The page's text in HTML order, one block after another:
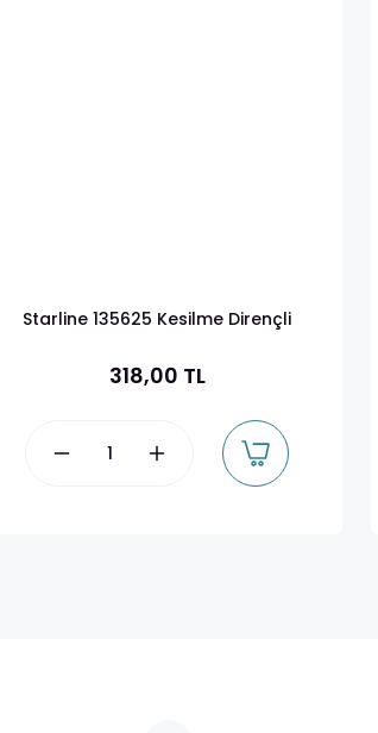
Starline 135625 Kesilme Dirençli
318,00 TL